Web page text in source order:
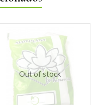
Out of stock